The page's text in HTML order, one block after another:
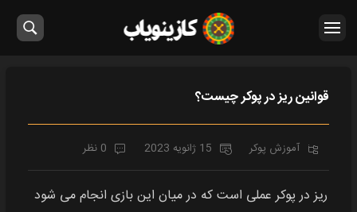
قوانین ریز در پوکر چیست؟
آموزش پوکر 15 ژانویه 2023 0 نظر
ریز در پوکر عملی است که در میان این بازی انجام می شود